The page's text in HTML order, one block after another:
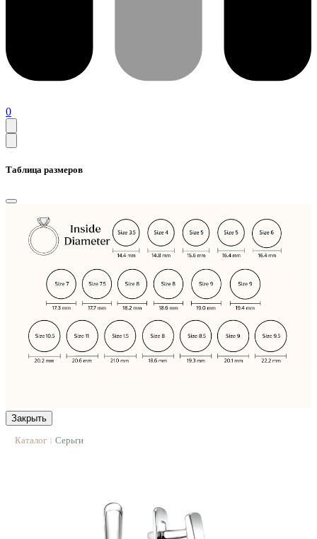
0
Таблица размеров
Закрыть
Каталог | Серьги